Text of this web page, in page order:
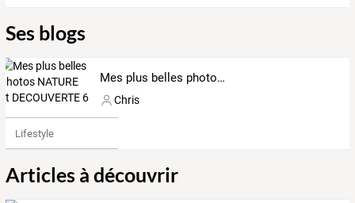
Ses blogs
Mes plus belles photos NATURE et DECOUVERTE 6
Chris
Lifestyle
Articles à découvrir